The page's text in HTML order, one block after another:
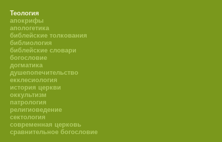
Теология
апокрифы
апологетика
библейские толкования
библиология
библейские словари
богословие
догматика
душепопечительство
екклесиология
история церкви
оккультизм
патрология
религиоведение
сектология
современная церковь
сравнительное богословие